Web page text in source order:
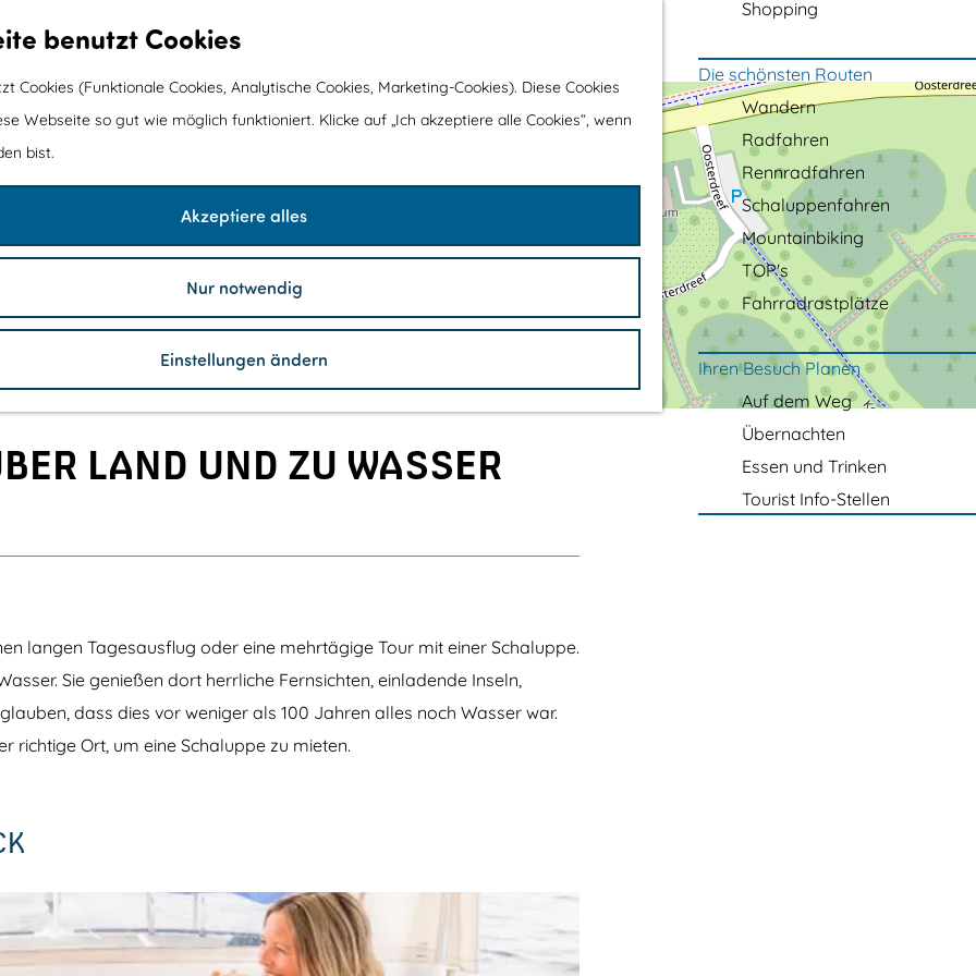
benutzt Cookies
Cookies (Funktionale Cookies, Analytische Cookies, Marketing-Cookies). Diese Cookies
Webseite so gut wie möglich funktioniert. Klicke auf „Ich akzeptiere alle Cookies“, wenn
bist.
Akzeptiere alles
Nur notwendig
Einstellungen ändern
Shopping
Die schönsten Routen
Wandern
Radfahren
Rennradfahren
Schaluppenfahren
Mountainbiking
TOP's
Fahrradrastplätze
Ihren Besuch Planen
Auf dem Weg
Übernachten
Essen und Trinken
Tourist Info-Stellen
S
e
e
l
e
34
LAND UND ZU WASSER
langen Tagesausflug oder eine mehrtägige Tour mit einer Schaluppe.
Sie genießen dort herrliche Fernsichten, einladende Inseln,
dass dies vor weniger als 100 Jahren alles noch Wasser war.
richtige Ort, um eine Schaluppe zu mieten.